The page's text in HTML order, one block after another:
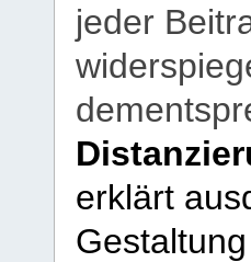
jeder
erklärt